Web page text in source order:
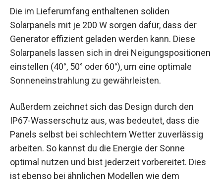
Die im Lieferumfang enthaltenen soliden
Solarpanels mit je 200 W sorgen dafür, dass der
Generator effizient geladen werden kann. Diese
Solarpanels lassen sich in drei Neigungspositionen
einstellen (40°, 50° oder 60°), um eine optimale
Sonneneinstrahlung zu gewährleisten.
Außerdem zeichnet sich das Design durch den
IP67-Wasserschutz aus, was bedeutet, dass die
Panels selbst bei schlechtem Wetter zuverlässig
arbeiten. So kannst du die Energie der Sonne
optimal nutzen und bist jederzeit vorbereitet. Dies
ist ebenso bei ähnlichen Modellen wie dem